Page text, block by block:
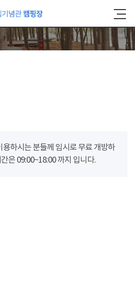
용하시는 분들께 임시로 무료 개방하
은 09:00~18:00 까지 입니다.